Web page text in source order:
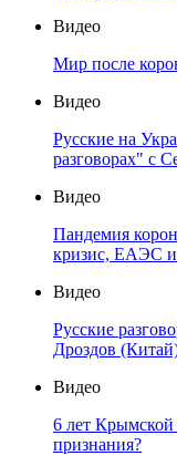
Видео
Мир после
Видео
Русские на
разговорах" с
Видео
Пандемия
кризис, ЕАЭС и
Видео
Русские
Дроздов
Видео
6 лет Крымской
признания?